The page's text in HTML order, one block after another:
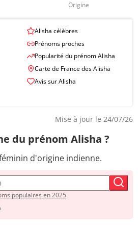
Origine
Alisha célèbres
Prénoms proches
Popularité du prénom Alisha
Carte de France des Alisha
Avis sur Alisha
Mise à jour le 24/07/26
du prénom Alisha ?
d'origine indienne.
populaires en 2025